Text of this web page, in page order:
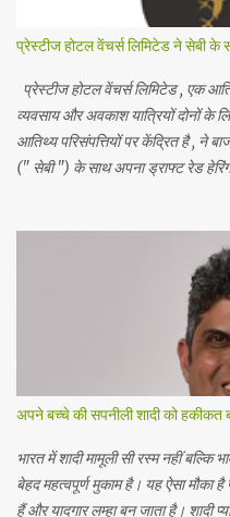
प्रेस्टीज होटल वेंचर्स लिमिटेड ने सेबी के
प्रेस्टीज होटल वेंचर्स लिमिटेड , एक
व्यवसाय और अवकाश यात्रियों दोनों
आतिथ्य परिसंपत्तियों पर केंद्रित है , ने
(" सेबी ") के साथ अपना ड्राफ्ट रेड
का प्रस्ताव है , जो कुल मिलाकर 1000
प्रेस्टीज एस्टेट्स प्रोजेक्ट्स लिमिटेड (
मूल्य के इक्विटी शेयर शामिल हैं।
करोड़ रुपये की अनुमानित राशि का
अपने बच्चे की सपनीली शादी को हकीकत
भारत में शादी मामूली सी रस्म नहीं
बेहद महत्वपूर्ण मुकाम है। यह ऐसा मौका
हैं और यादगार लम्हा बन जाता है। शादी